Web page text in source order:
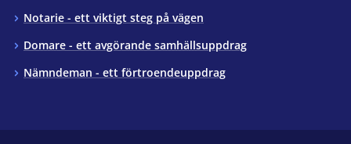
Notarie - ett viktigt steg på vägen
Domare - ett avgörande samhällsuppdrag
Nämndeman - ett förtroendeuppdrag